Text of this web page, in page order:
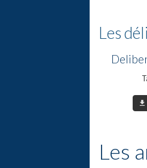
Les
Les